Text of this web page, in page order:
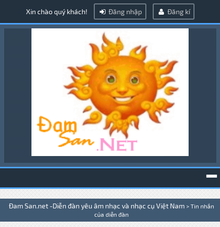
Xin chào quý khách! Đăng nhập Đăng kí
Đam San.net -Diễn đàn yêu âm nhạc và nhạc cụ Việt Nam > Tin nhắn
của diễn đàn